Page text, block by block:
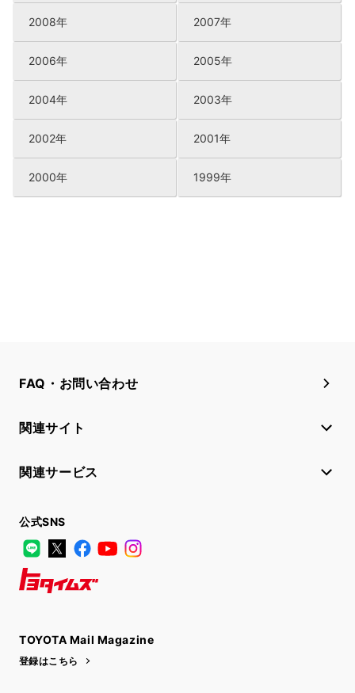
2008年 2007年
2006年 2005年
2004年 2003年
2002年 2001年
2000年 1999年
FAQ・お問い合わせ
関連サイト
関連サービス
公式SNS
LINE
X FacebookYouTube
TOYOTA Mail Magazine
登録はこちら